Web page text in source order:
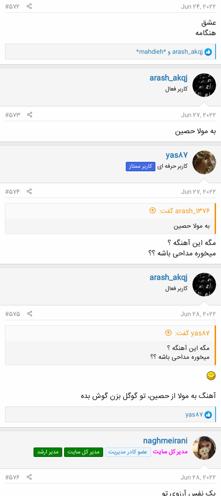
Jun 24, 2022
#572
عشق
هنگامه
و
ا
ک
ن
ش
ه
ا
arash_akqj و*mahdieh*
arash_akqj
کاربر فعال
Jun 27, 2022
#573
به مولا حصین
yas87
کاربر حرفه ای کاربر ممتاز
Jun 27, 2022
#574
arash_1376 گفت:
به مولا حصین
مگه این آهنگه ؟
میخوره مداحی باشه ؟؟
arash_akqj
کاربر فعال
Jun 28, 2022
#575
yas87 گفت:
مگه این آهنگه ؟
میخوره مداحی باشه ؟؟
آهنگ به مولا از حصین، تو گوگل بزن گوش بده
و
ا
ک
ن
ش
ه
ا
yas87
naghmeirani
مدیر کل سایت عضو کادر مدیریت مدیر کل سایت مدیر ارشد
Jun 28, 2022
#576